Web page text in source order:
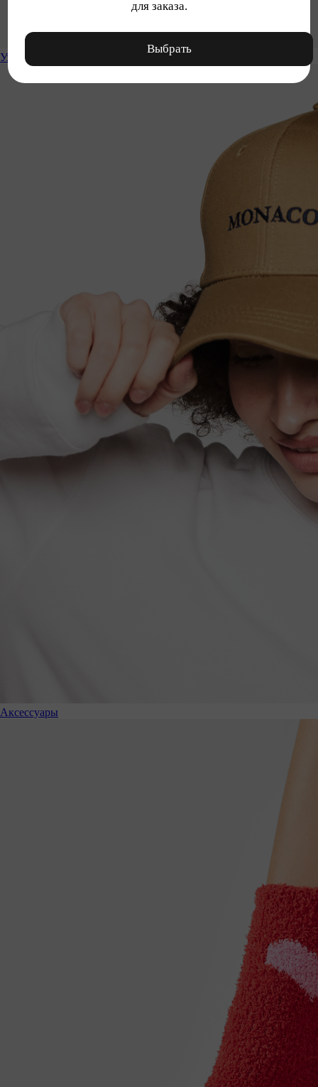
Уход
Аксессуары
для заказа.
Выбрать